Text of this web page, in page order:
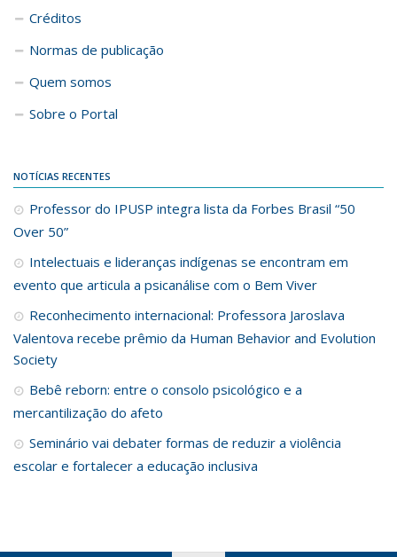
Créditos
Normas de publicação
Quem somos
Sobre o Portal
NOTÍCIAS RECENTES
Professor do IPUSP integra lista da Forbes Brasil “50
Over 50”
Intelectuais e lideranças indígenas se encontram em
evento que articula a psicanálise com o Bem Viver
Reconhecimento internacional: Professora Jaroslava
Valentova recebe prêmio da Human Behavior and Evolution
Society
Bebê reborn: entre o consolo psicológico e a
mercantilização do afeto
Seminário vai debater formas de reduzir a violência
escolar e fortalecer a educação inclusiva